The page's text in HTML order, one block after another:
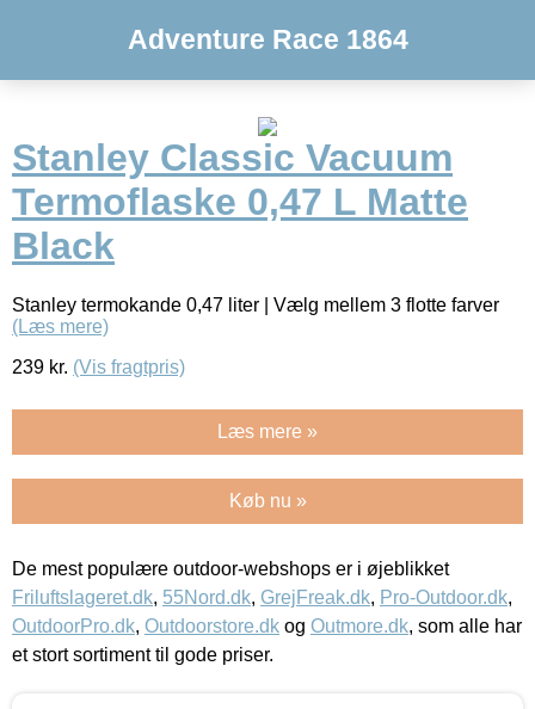
Adventure Race 1864
Stanley Classic Vacuum
Termoflaske 0,47 L Matte
Black
Stanley termokande 0,47 liter | Vælg mellem 3 flotte farver
(Læs mere)
239 kr. (Vis fragtpris)
Læs mere »
Køb nu »
De mest populære outdoor-webshops er i øjeblikket
Friluftslageret.dk, 55Nord.dk, GrejFreak.dk, Pro-Outdoor.dk,
OutdoorPro.dk, Outdoorstore.dk og Outmore.dk, som alle har
et stort sortiment til gode priser.